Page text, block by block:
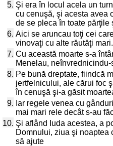
5. Şi era în locul acela un
cu cenuşă, şi acesta avea
de se pleca în toate părţile
6. Aici se aruncau toţi cei
vinovaţi cu alte răutăţi mari.
7. Cu această moarte s-a
Menelau,
8. Pe bună dreptate, fiindcă
jertfelnicului, ale cărui foc
în cenuşă şi-a găsit
9. Iar regele venea cu
mai mari rele decât s-au
10. Şi aflând Iuda acestea, a
Domnului, ziua şi noaptea
să ajute